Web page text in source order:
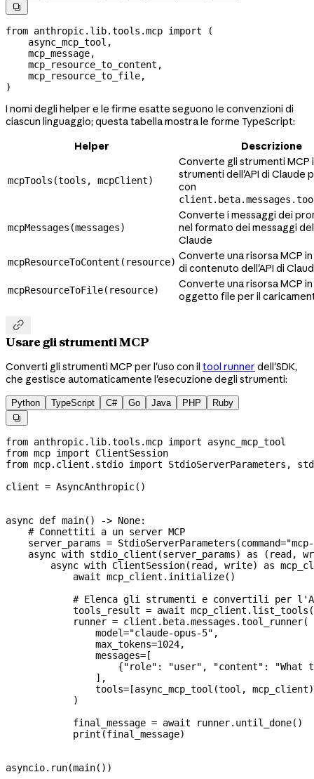

from anthropic.lib.tools.mcp import (
    async_mcp_tool,
    mcp_message,
    mcp_resource_to_content,
    mcp_resource_to_file,
)
I nomi degli helper e le firme esatte seguono le convenzioni di
ciascun linguaggio; questa tabella mostra le forme TypeScript:
Helper
Descrizione
mcpTools(tools, mcpClient)
Converte gli strumenti MCP
strumenti dell'API di Claude
con
mcpMessages(messages)
Converte i messaggi dei
nel formato dei messaggi
Claude
mcpResourceToContent(resource) Converte una risorsa MCP
di contenuto dell'API di
mcpResourceToFile(resource)
Converte una risorsa MCP in
oggetto file per il

Usare gli strumenti MCP
Converti gli strumenti MCP per l'uso con il tool runner dell'SDK,
che gestisce automaticamente l'esecuzione degli strumenti:
Python TypeScript C# Go Java PHP Ruby

from anthropic.lib.tools.mcp import async_mcp_tool
from mcp import ClientSession
from mcp.client.stdio import StdioServerParameters,
client = AsyncAnthropic()
async def main() -> None:
    # Connettiti a un server MCP
    server_params
= StdioServerParameters(command=
    async
with stdio_client(server_params) as (read,
        async
with ClientSession(read, write) as
            await
mcp_client.initialize()
# Elenca gli strumenti e convertili per
            tools_result
= await
            runner
= client.beta.messages.tool_runner(
                model
="claude-opus-5" ,
                max_tokens
=1024,
                messages
= [
                    {
"role" : "user" , "content" :
"What
                ],
                tools
= [async_mcp_tool(tool,
            )
            final_message
= await runner.until_done()
            print
(final_message)
asyncio.run(main())